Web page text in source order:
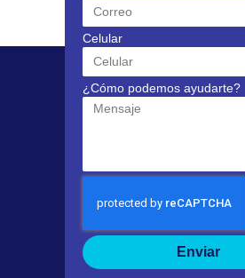
Celular
¿Cómo podemos ayudarte?
Enviar